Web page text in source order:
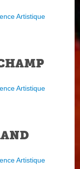
Artistique
Artistique
Artistique